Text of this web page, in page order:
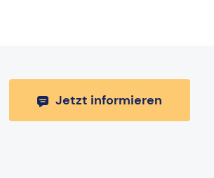
Jetzt informieren